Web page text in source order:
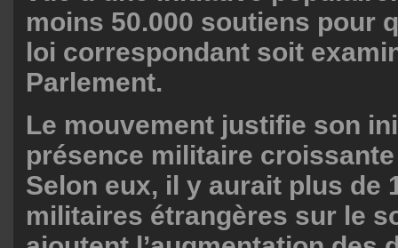
moins 50.000 soutiens pour
loi correspondant soit
Parlement.
Le mouvement justifie son
présence militaire
Selon eux, il y aurait plus de
militaires étrangères sur le